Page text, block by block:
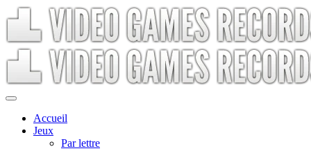
Accueil
Jeux
Par lettre